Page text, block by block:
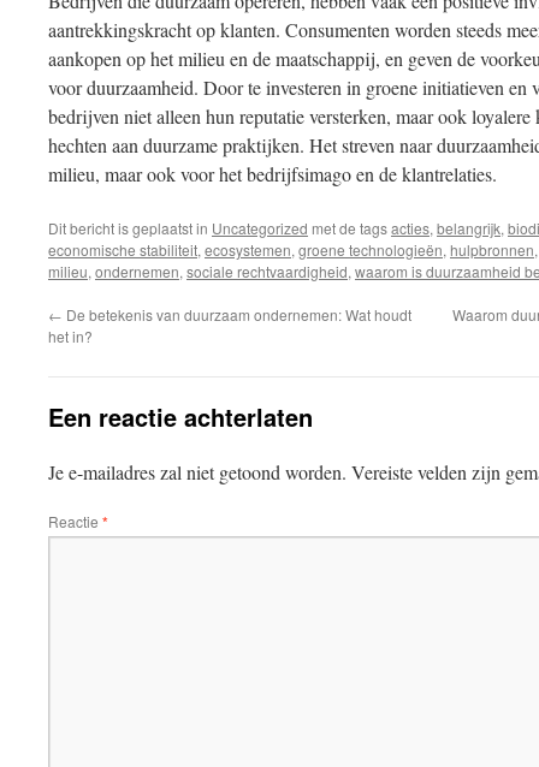
aantrekkingskracht op klanten. Consumenten worden steeds
aankopen op het milieu en de maatschappij, en geven de
voor duurzaamheid. Door te investeren in groene initiatieven
bedrijven niet alleen hun reputatie versterken, maar ook
hechten aan duurzame praktijken. Het streven naar
milieu, maar ook voor het bedrijfsimago en de klantrelaties.
Dit bericht is geplaatst in Uncategorized met de tagsacties, belangrijk,
economische stabiliteit, ecosystemen, groene technologieën, hulpbronnen
milieu, ondernemen, sociale rechtvaardigheid, waarom is duurzaamheid
← De betekenis van duurzaam ondernemen: Wat houdt
het in?
Waarom
Een reactie achterlaten
Je e-mailadres zal niet getoond worden. Vereiste velden zijn
Reactie *